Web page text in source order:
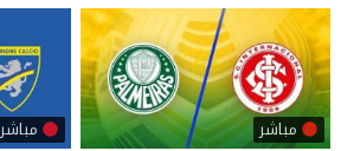
مباشر مباشر